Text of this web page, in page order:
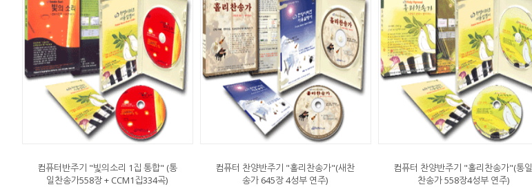
컴퓨터반주기 "빛의소리 1집 통합" (통
일찬송가558장 + CCM1집334곡)
컴퓨터 찬양반주기 "홀리찬송가"(새찬
송가 645장 4성부 연주)
컴퓨터 찬양반주기 "홀리찬송가"(통일
찬송가 558장4성부 연주)